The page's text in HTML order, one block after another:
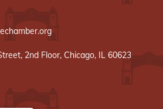
2nd Floor, Chicago, IL 60623